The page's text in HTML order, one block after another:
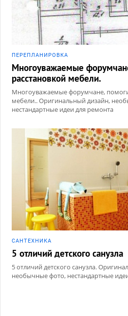
ПЕРЕПЛАНИРОВКА
Многоуважаемые
расстановкой мебели.
Многоуважаемые форумчане,
мебели.. Оригинальный дизайн,
нестандартные идеи для ремонта
САНТЕХНИКА
5 отличий детского санузла
5 отличий детского санузла.
необычные фото, нестандартные